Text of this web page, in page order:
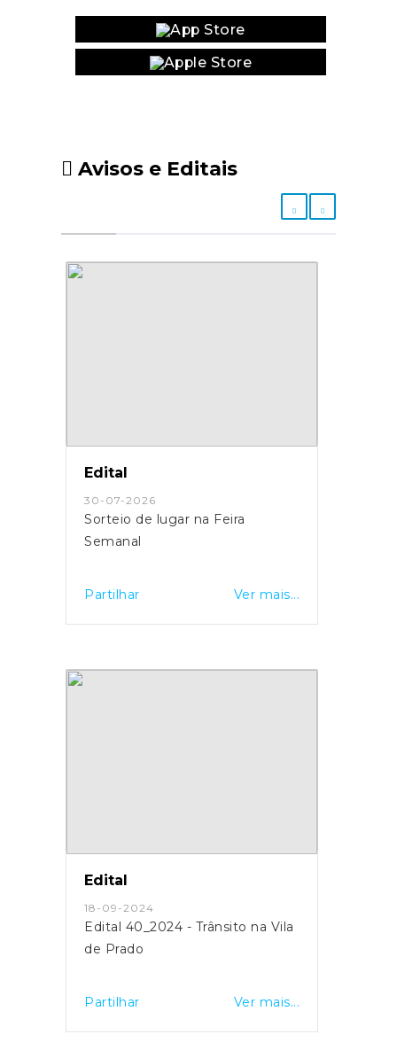
Avisos e Editais
Edital
30-07-2026
Sorteio de lugar na Feira
Semanal
Partilhar Ver mais...
Edital
18-09-2024
Edital 40_2024 - Trânsito na Vila
de Prado
Partilhar Ver mais...